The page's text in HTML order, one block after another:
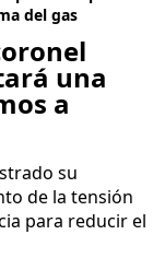
del gas
una
a
su
de la tensión
para reducir el